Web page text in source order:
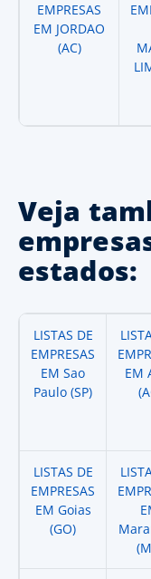
EMPRESAS
EM JORDAO
(AC)
Veja
estados:
LISTAS DE
EMPRESAS
EM Sao
Paulo (SP)
EM
LISTAS DE
EMPRESAS
EM Goias
(GO)